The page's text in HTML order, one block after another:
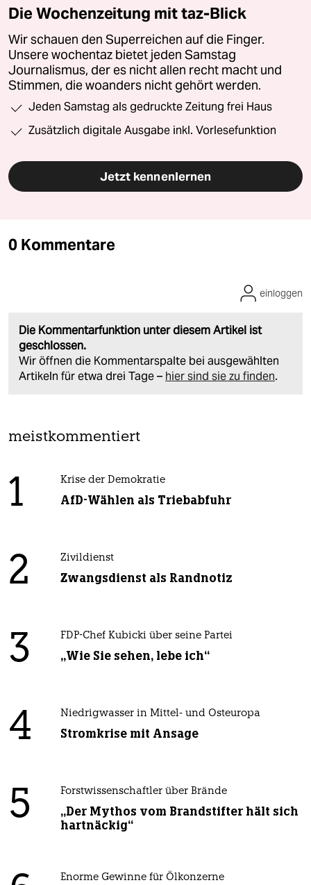
Die Wochenzeitung mit taz-Blick
Wir schauen den Superreichen auf die Finger.
Unsere wochentaz bietet jeden Samstag
Journalismus, der es nicht allen recht macht und
Stimmen, die woanders nicht gehört werden.
Jeden Samstag als gedruckte Zeitung frei Haus
Zusätzlich digitale Ausgabe inkl. Vorlesefunktion
Jetzt kennenlernen
0 Kommentare
Die Kommentarfunktion unter diesem Artikel ist
geschlossen.
Wir öffnen die Kommentarspalte bei ausgewählten
Artikeln für etwa drei Tage – hier sind sie zu finden.
einloggen
meistkommentiert
1 Krise der Demokratie
AfD-Wählen als Triebabfuhr
2 Zivildienst
Zwangsdienst als Randnotiz
3 FDP-Chef Kubicki über seine Partei
„Wie Sie sehen, lebe ich“
4 Niedrigwasser in Mittel- und Osteuropa
Stromkrise mit Ansage
5 Forstwissenschaftler über Brände
„Der Mythos vom Brandstifter hält sich
hartnäckig“
Enorme Gewinne für Ölkonzerne